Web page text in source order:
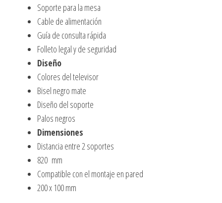
Soporte para la mesa
Cable de alimentación
Guía de consulta rápida
Folleto legal y de seguridad
Diseño
Colores del televisor
Bisel negro mate
Diseño del soporte
Palos negros
Dimensiones
Distancia entre 2 soportes
820 mm
Compatible con el montaje en pared
200 x 100 mm